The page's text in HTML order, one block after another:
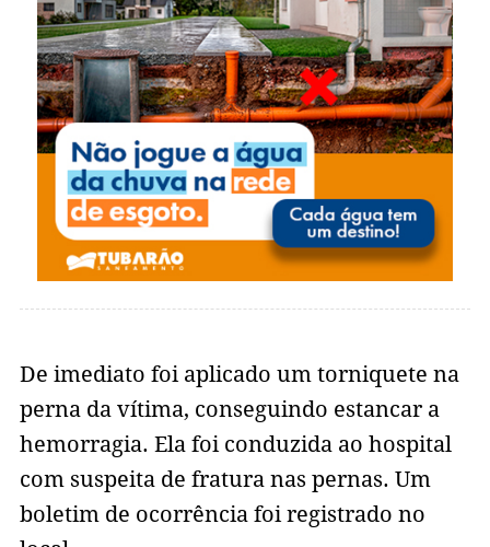
De imediato foi aplicado um torniquete na
perna da vítima, conseguindo estancar a
hemorragia. Ela foi conduzida ao hospital
com suspeita de fratura nas pernas. Um
boletim de ocorrência foi registrado no